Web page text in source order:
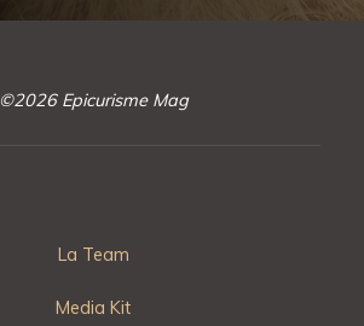
©2026 Epicurisme Mag
La Team
Media Kit